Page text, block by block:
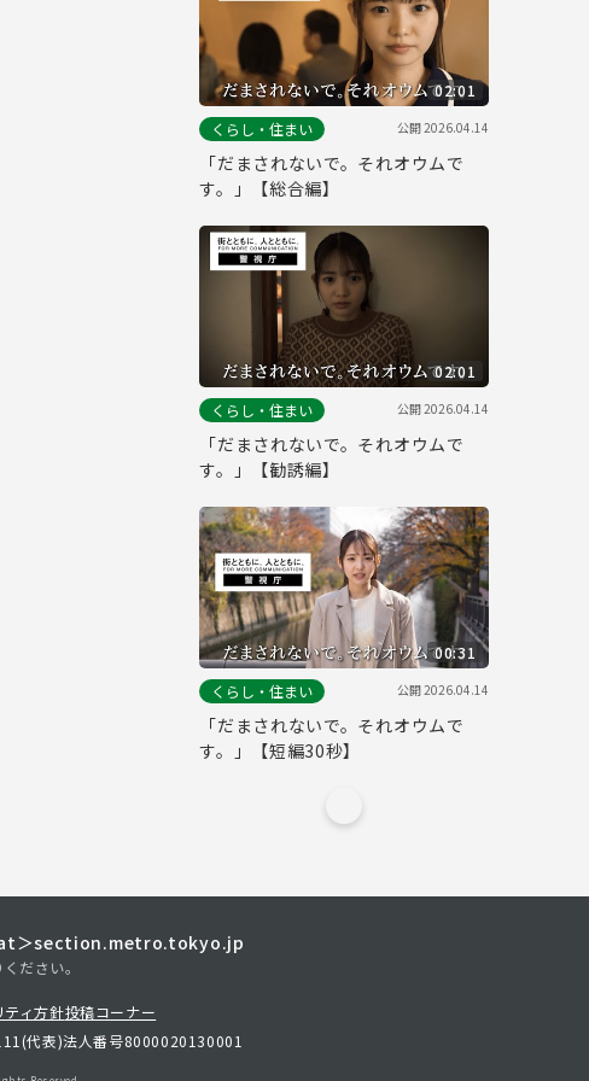
02:01
くらし・住まい
公開2026.04.14
「だまされないで。それオウムで
す。」【総合編】
02:01
くらし・住まい
公開2026.04.14
「だまされないで。それオウムで
す。」【勧誘編】
00:31
くらし・住まい
公開2026.04.14
「だまされないで。それオウムで
す。」【短編30秒】
at＞section.metro.tokyo.jp
ださい。
ティ方針投稿コーナー
代表)法人番号8000020130001